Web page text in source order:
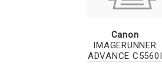
Canon
IMAGERUNNER
ADVANCE C5560I